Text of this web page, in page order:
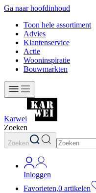
Ga naar hoofdinhoud
Toon hele assortiment
Advies
Klantenservice
Actie
Wooninspiratie
Bouwmarkten
Karwei
Zoeken
Zoeken
Inloggen
Favorieten,0 artikelen